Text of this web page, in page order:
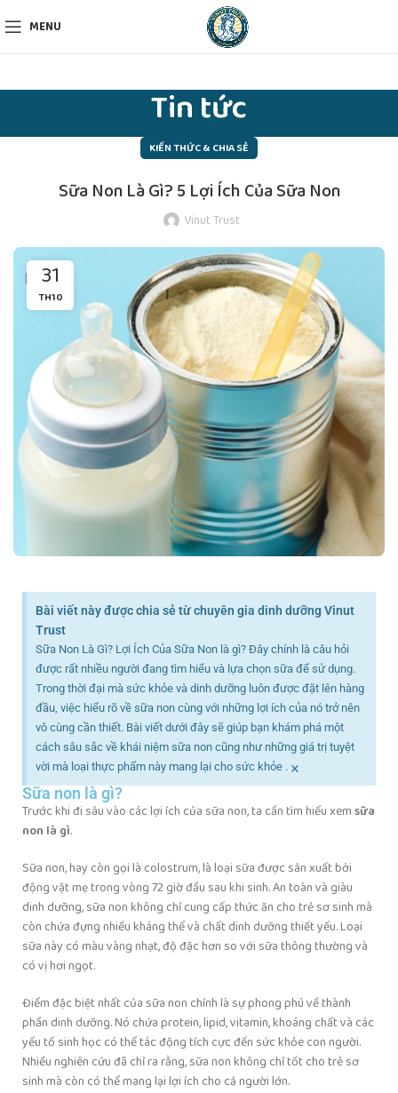
MENU
Tin tức
KIẾN THỨC & CHIA SẺ
Sữa Non Là Gì? 5 Lợi Ích Của Sữa Non
Vinut Trust
31
TH10
Bài viết này được chia sẻ từ chuyên gia dinh dưỡng Vinut
Trust
Sữa Non Là Gì? Lợi Ích Của Sữa Non là gì? Đây chính là câu hỏi
được rất nhiều người đang tìm hiểu và lựa chọn sữa để sử dụng.
Trong thời đại mà sức khỏe và dinh dưỡng luôn được đặt lên hàng
đầu, việc hiểu rõ về sữa non cùng với những lợi ích của nó trở nên
vô cùng cần thiết. Bài viết dưới đây sẽ giúp bạn khám phá một
cách sâu sắc về khái niệm sữa non cũng như những giá trị tuyệt
vời mà loại thực phẩm này mang lại cho sức khỏe . ×
Sữa non là gì?
Trước khi đi sâu vào các lợi ích của sữa non, ta cần tìm hiểu xemsữa
non là gì.
Sữa non, hay còn gọi là colostrum, là loại sữa được sản xuất bởi
động vật mẹ trong vòng 72 giờ đầu sau khi sinh. An toàn và giàu
dinh dưỡng, sữa non không chỉ cung cấp thức ăn cho trẻ sơ sinh mà
còn chứa đựng nhiều kháng thể và chất dinh dưỡng thiết yếu. Loại
sữa này có màu vàng nhạt, độ đặc hơn so với sữa thông thường và
có vị hơi ngọt.
Điểm đặc biệt nhất của sữa non chính là sự phong phú về thành
phần dinh dưỡng. Nó chứa protein, lipid, vitamin, khoáng chất và các
yếu tố sinh học có thể tác động tích cực đến sức khỏe con người.
Nhiều nghiên cứu đã chỉ ra rằng, sữa non không chỉ tốt cho trẻ sơ
sinh mà còn có thể mang lại lợi ích cho cả người lớn.